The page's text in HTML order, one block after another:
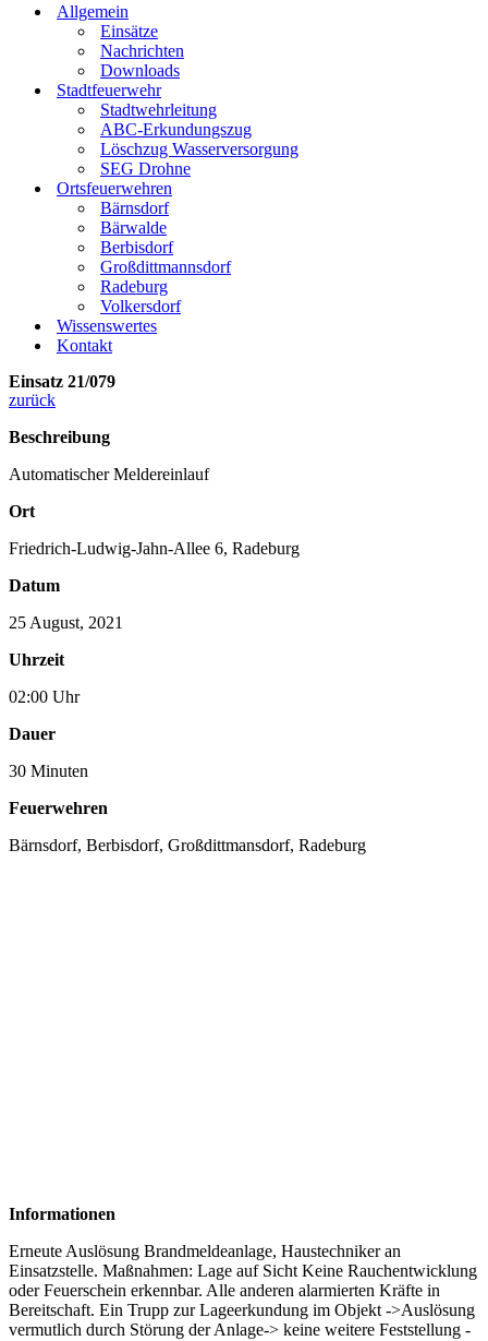
Allgemein
Einsätze
Nachrichten
Downloads
Stadtfeuerwehr
Stadtwehrleitung
ABC-Erkundungszug
Löschzug Wasserversorgung
SEG Drohne
Ortsfeuerwehren
Bärnsdorf
Bärwalde
Berbisdorf
Großdittmannsdorf
Radeburg
Volkersdorf
Wissenswertes
Kontakt
Einsatz 21/079
zurück
Beschreibung
Automatischer Meldereinlauf
Ort
Friedrich-Ludwig-Jahn-Allee 6, Radeburg
Datum
25 August, 2021
Uhrzeit
02:00 Uhr
Dauer
30 Minuten
Feuerwehren
Bärnsdorf, Berbisdorf, Großdittmansdorf, Radeburg
Informationen
Erneute Auslösung Brandmeldeanlage, Haustechniker an
Einsatzstelle. Maßnahmen: Lage auf Sicht Keine Rauchentwicklung
oder Feuerschein erkennbar. Alle anderen alarmierten Kräfte in
Bereitschaft. Ein Trupp zur Lageerkundung im Objekt ->Auslösung
vermutlich durch Störung der Anlage-> keine weitere Feststellung -